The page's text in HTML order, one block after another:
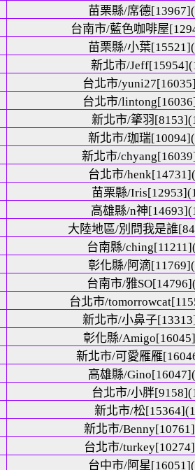
苗栗縣/席德
台南市/藍色咖啡屋
苗栗縣/小葉
新北市/
台北市/
台北市/
新北市/篫羽
新北市/珈瑞
新北市/
台北市/
苗栗縣/
高雄縣/n神
大陸地區/別問我是誰
台南縣/
彰化縣/阿滴
台南市/雅
台北市/
新北市/小鼻子
彰化縣/
新北市/可愛雁雁
高雄縣/
台北市/小胖
新北市/松
新北市/
台北市/
台中市/阿星